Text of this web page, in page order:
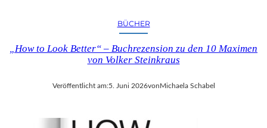
BÜCHER
„How to Look Better“ – Buchrezension zu den 10 Maximen
von Volker Steinkraus
Veröffentlicht am:5. Juni 2026vonMichaela Schabel